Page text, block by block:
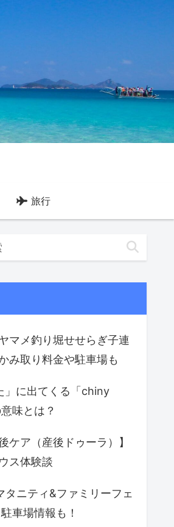
旅行
マメ釣り堀せせらぎ子連
み取り料金や駐車場も
」に出てくる「chiny
味とは？
ケア（産後ドゥーラ）】
ス体験談
ニティ&ファミリーフェ
車場情報も！